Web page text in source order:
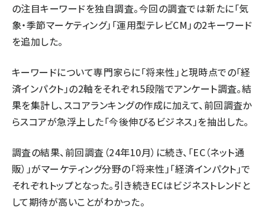
の注目キーワードを独自調査。今回の調査では新たに「気
象・季節マーケティング」「運用型テレビCM」の2キーワード
を追加した。
キーワードについて専門家らに「将来性」と現時点での「経
済インパクト」の2軸をそれぞれ5段階でアンケート調査。結
果を集計し、スコアランキングの作成に加えて、前回調査か
らスコアが急浮上した「今後伸びるビジネス」を抽出した。
調査の結果、前回調査（24年10月）に続き、「EC（ネット通
販）」がマーケティング分野の「将来性」「経済インパクト」で
それぞれトップとなった。引き続きECはビジネストレンドと
して期待が高いことがわかった。